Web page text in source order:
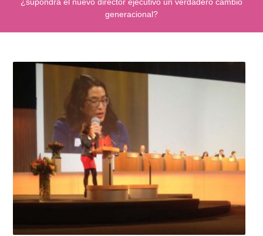
generacional?